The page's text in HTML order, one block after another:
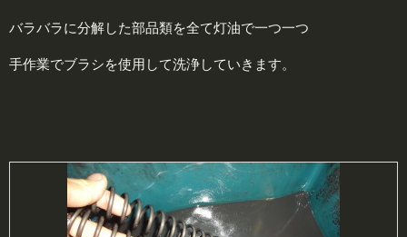
バラバラに分解した部品類を全て灯油で一つ一つ
手作業でブラシを使用して洗浄していきます。